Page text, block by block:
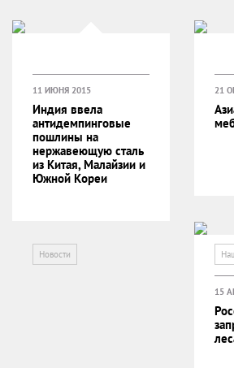
Новости
11 ИЮНЯ 2015
Индия ввела
антидемпинговые
пошлины на
нержавеющую сталь
из Китая, Малайзии и
Южной Кореи
21
15